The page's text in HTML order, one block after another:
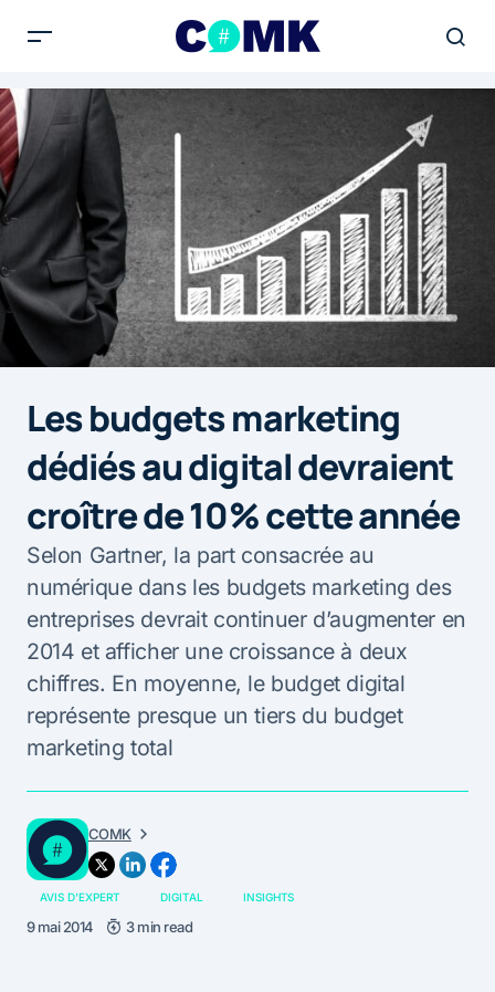
Les budgets marketing
dédiés au digital devraient
croître de 10% cette année
Selon Gartner, la part consacrée au
numérique dans les budgets marketing des
entreprises devrait continuer d’augmenter en
2014 et afficher une croissance à deux
chiffres. En moyenne, le budget digital
représente presque un tiers du budget
marketing total
COMK
AVIS D'EXPERT DIGITAL INSIGHTS
9 mai 2014 3 min read